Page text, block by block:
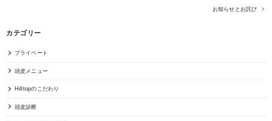
お知らせとお詫び
カテゴリー
プライベート
頭皮メニュー
Hilltopのこだわり
頭皮診断